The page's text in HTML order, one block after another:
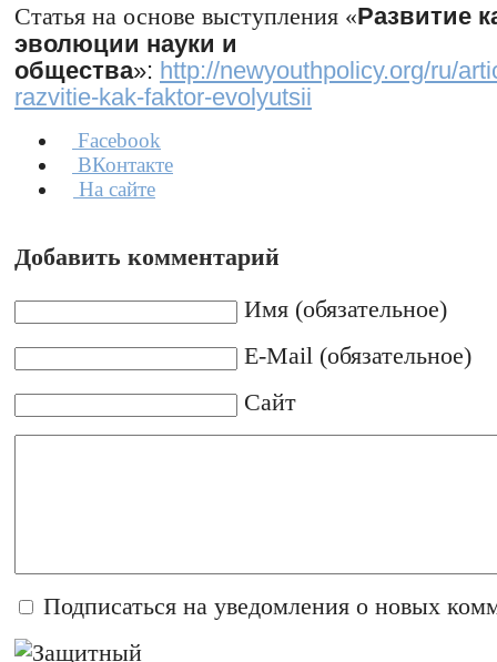
Статья на основе выступления «Развитие
эволюции науки и
общества»: http://newyouthpolicy.org/ru/
razvitie-kak-faktor-evolyutsii
Facebook
ВКонтакте
На сайте
Добавить комментарий
Имя (обязательное)
E-Mail (обязательное)
Сайт
Подписаться на уведомления о новых